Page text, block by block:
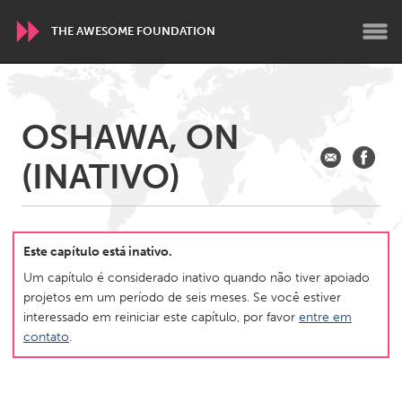
THE AWESOME FOUNDATION
Conservation and Climate
Disability
Dragon Dreaming
Javakhk
AUSTRALIA
Adelaide
Fleurieu
Lake Mac
Lower Hunter
OSHAWA, ON
(INATIVO)
Este capítulo está inativo.
Um capítulo é considerado inativo quando não tiver apoiado
projetos em um período de seis meses. Se você estiver
interessado em reiniciar este capítulo, por favor entre em
contato.